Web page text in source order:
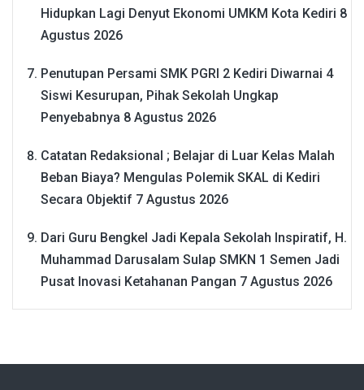
Hidupkan Lagi Denyut Ekonomi UMKM Kota Kediri 8
Agustus 2026
Penutupan Persami SMK PGRI 2 Kediri Diwarnai 4
Siswi Kesurupan, Pihak Sekolah Ungkap
Penyebabnya 8 Agustus 2026
Catatan Redaksional ; Belajar di Luar Kelas Malah
Beban Biaya? Mengulas Polemik SKAL di Kediri
Secara Objektif 7 Agustus 2026
Dari Guru Bengkel Jadi Kepala Sekolah Inspiratif, H.
Muhammad Darusalam Sulap SMKN 1 Semen Jadi
Pusat Inovasi Ketahanan Pangan 7 Agustus 2026